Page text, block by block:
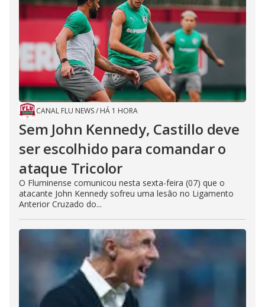
CANAL FLU NEWS/ HÁ 1 HORA
Sem John Kennedy, Castillo deve
ser escolhido para comandar o
ataque Tricolor
O Fluminense comunicou nesta sexta-feira (07) que o
atacante John Kennedy sofreu uma lesão no Ligamento
Anterior Cruzado do...